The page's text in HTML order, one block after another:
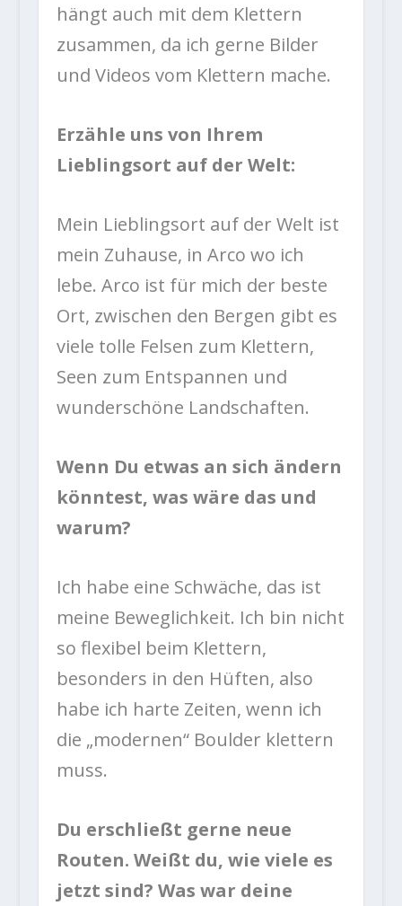
hängt auch mit dem Klettern
zusammen, da ich gerne Bilder
und Videos vom Klettern mache.
Erzähle uns von Ihrem
Lieblingsort auf der Welt:
Mein Lieblingsort auf der Welt ist
mein Zuhause, in Arco wo ich
lebe. Arco ist für mich der beste
Ort, zwischen den Bergen gibt es
viele tolle Felsen zum Klettern,
Seen zum Entspannen und
wunderschöne Landschaften.
Wenn Du etwas an sich ändern
könntest, was wäre das und
warum?
Ich habe eine Schwäche, das ist
meine Beweglichkeit. Ich bin nicht
so flexibel beim Klettern,
besonders in den Hüften, also
habe ich harte Zeiten, wenn ich
die „modernen“ Boulder klettern
muss.
Du erschließt gerne neue
Routen. Weißt du, wie viele es
jetzt sind? Was war deine